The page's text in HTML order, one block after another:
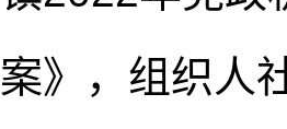
案》，组织人